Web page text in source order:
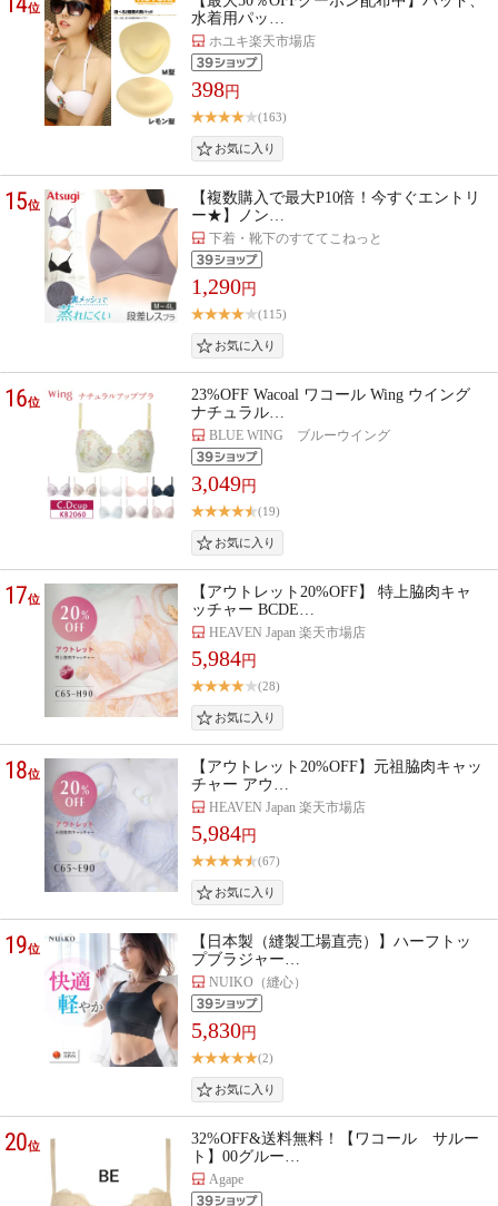
位
水着用パッ…
ホユキ楽天市場店
398円
(163)
15位
【複数購入で最大P10倍！今すぐエントリ
ー★】ノン…
下着・靴下のすててこねっと
1,290円
(115)
16位
23%OFF Wacoal ワコール Wing ウイング
ナチュラル…
BLUE WING ブルーウイング
3,049円
(19)
17位
【アウトレット20%OFF】 特上脇肉キャ
ッチャー BCDE…
HEAVEN Japan 楽天市場店
5,984円
(28)
18位
【アウトレット20%OFF】元祖脇肉キャッ
チャー アウ…
HEAVEN Japan 楽天市場店
5,984円
(67)
19位
【日本製（縫製工場直売）】ハーフトッ
プブラジャー…
NUIKO（縫心）
5,830円
(2)
20位
32%OFF&送料無料！【ワコール サルー
ト】00グルー…
Agape